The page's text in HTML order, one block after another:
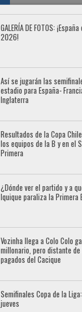
GALERÍA DE FOTOS:
2026!
Así se jugarán las
estadio para España-
Inglaterra
Resultados de la Copa
los equipos de la B y en el
Primera
¿Dónde ver el partido y a
Iquique paraliza la Primera
Vozinha llega a Colo Colo
millonario, pero distante
pagados del Cacique
Semifinales Copa de la
jueves